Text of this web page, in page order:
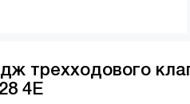
трехходового
4E